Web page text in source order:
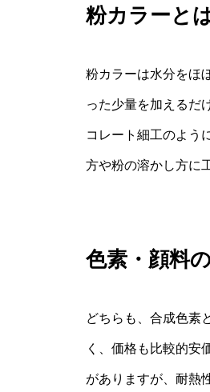
粉カラーと
粉カラーは水分をほ
った少量を加えるだ
コレート細工のよう
方や粉の溶かし方に
色素・顔料
どちらも、合成色素
く、価格も比較的安
がありますが、耐熱